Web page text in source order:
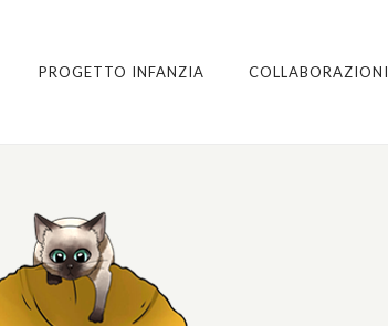
PROGETTO INFANZIA COLLABORAZIONI